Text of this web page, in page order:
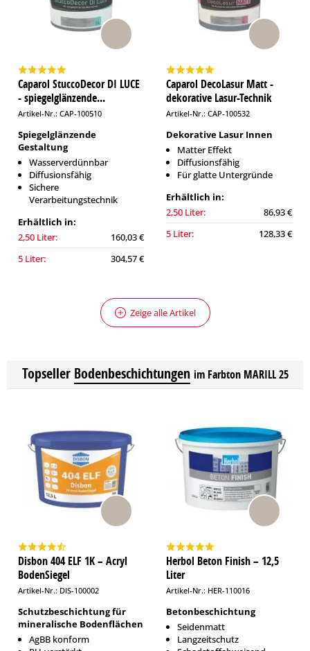
Caparol StuccoDecor DI LUCE
- spiegelglänzende...
Artikel-Nr.: CAP-100510
Spiegelglänzende
Gestaltung
Wasserverdünnbar
Diffusionsfähig
Sichere
Verarbeitungstechnik
Erhältlich in:
2,50 Liter:
160,03 €
5 Liter:
304,57 €
Caparol DecoLasur Matt -
dekorative Lasur-Technik
Artikel-Nr.: CAP-100532
Dekorative Lasur Innen
Matter Effekt
Diffusionsfähig
Für glatte Untergründe
Erhältlich in:
2,50 Liter:
86,93 €
5 Liter:
128,33 €
Zeige alle Artikel
Topseller Bodenbeschichtungen im Farbton MARILL 25
Disbon 404 ELF 1K – Acryl
BodenSiegel
Artikel-Nr.: DIS-100002
Schutzbeschichtung für
mineralische Bodenflächen
AgBB konform
Herbol Beton Finish – 12,5
Liter
Artikel-Nr.: HER-110016
Betonbeschichtung
Seidenmatt
Langzeitschutz